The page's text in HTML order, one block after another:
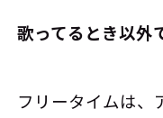
――歌ってるとき以
フリータイムは、